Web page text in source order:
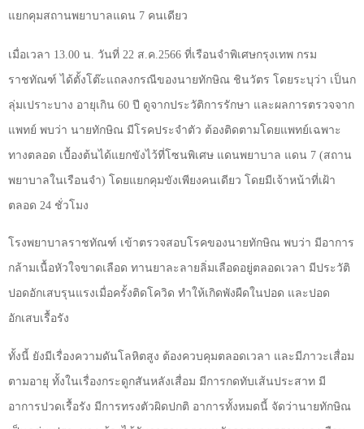
แยกคุมสถานพยาบาลแดน 7 คนเดียว
เมื่อเวลา 13.00 น. วันที่ 22 ส.ค.2566 ที่เรือนจำพิเศษกรุงเทพ กรม
ราชทัณฑ์ ได้ตั้งโต๊ะแถลงกรณีของนายทักษิณ ชินวัตร โดยระบุว่า เป็นก
ลุ่มเปราะบาง อายุเกิน 60 ปี ดูจากประวัติการรักษา และผลการตรวจจาก
แพทย์ พบว่า นายทักษิณ มีโรคประจำตัว ต้องติดตามโดยแพทย์เฉพาะ
ทางตลอด เบื้องต้นได้แยกขังไว้ที่โซนพิเศษ แดนพยาบาล แดน 7 (สถาน
พยาบาลในเรือนจำ) โดยแยกคุมขังเพียงคนเดียว โดยมีเจ้าหน้าที่เฝ้า
ตลอด 24 ชั่วโมง
โรงพยาบาลราชทัณฑ์ เข้าตรวจสอบโรคของนายทักษิณ พบว่า มีอาการ
กล้ามเนื้อหัวใจขาดเลือด ทานยาละลายลิ่มเลือดอยู่ตลอดเวลา มีประวัติ
ปอดอักเสบรุนแรงเมื่อครั้งติดโควิด ทำให้เกิดพังผืดในปอด และปอด
อักเสบเรื้อรัง
ทั้งนี้ ยังมีเรื่องความดันโลหิตสูง ต้องควบคุมตลอดเวลา และมีภาวะเสื่อม
ตามอายุ ทั้งในเรื่องกระดูกสันหลังเสื่อม มีการกดทับเส้นประสาท มี
อาการปวดเรื้อรัง มีการทรงตัวผิดปกติ อาการทั้งหมดนี้ จัดว่านายทักษิณ